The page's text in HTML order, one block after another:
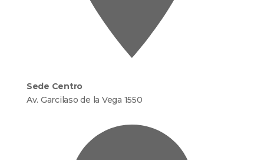
Sede Centro
Av. Garcilaso de la Vega 1550